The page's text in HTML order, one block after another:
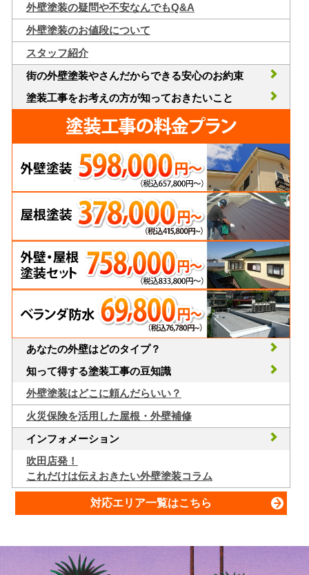
外壁塗装の疑問や不安なんでもQ&A
外壁塗装のお値段について
スタッフ紹介
街の外壁塗装やさんだからできる安心のお約束
塗装工事をお考えの方が知っておきたいこと
あなたの外壁はどのタイプ？
知って得する塗装工事の豆知識
外壁塗装はどこに頼んだらいい？
火災保険を活用した屋根・外壁補修
インフォメーション
吹田店発！
これだけは伝えおきたい外壁塗装コラム
対応エリア一覧はこちら